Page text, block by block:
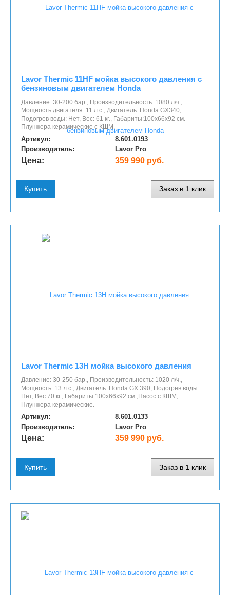
Lavor Thermic 11HF мойка высокого давления с
бензиновым двигателем Honda
Давление: 30-200 бар., Производительность: 1080 л/ч.,
Мощность двигателя: 11 л.с., Двигатель: Honda GX340,
Подогрев воды: Нет, Вес: 61 кг., Габариты:100x66x92 см.
Плунжера керамические с КШМ.
Артикул:
8.601.0193
Производитель:
Lavor Pro
Цена: 359 990 руб.
Купить Заказ в 1 клик
Lavor Thermic 13H мойка высокого давления
Давление: 30-250 бар., Производительность: 1020 л/ч.,
Мощность: 13 л.с., Двигатель: Honda GX 390, Подогрев воды:
Нет, Вес 70 кг., Габариты:100x66x92 см.,Насос с КШМ,
Плунжера керамические.
Артикул:
8.601.0133
Производитель:
Lavor Pro
Цена: 359 990 руб.
Купить Заказ в 1 клик